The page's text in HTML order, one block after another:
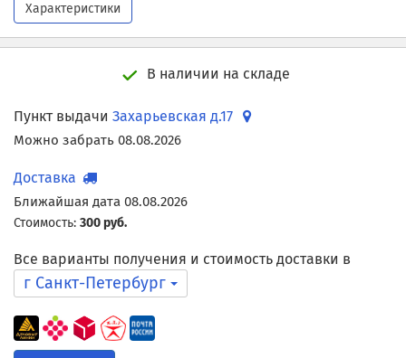
Характеристики
В наличии на складе
Пункт выдачи Захарьевская д.17
Можно забрать 08.08.2026
Доставка
Ближайшая дата 08.08.2026
Стоимость: 300 руб.
Все варианты получения и стоимость доставки в
г Санкт-Петербург